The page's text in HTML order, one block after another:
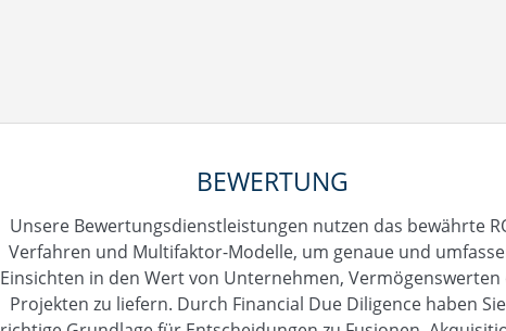
BEWERTUNG
Unsere Bewertungsdienstleistungen nutzen das bewährte
Verfahren und Multifaktor-Modelle, um genaue und
Einsichten in den Wert von Unternehmen,
Projekten zu liefern. Durch Financial Due Diligence haben